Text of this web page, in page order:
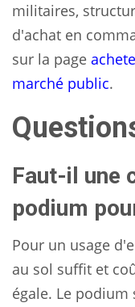
militaires,
d'achat en
sur la page
marché public.
Faut-il une
podium
Pour un usage
au sol suffit et
égale. Le